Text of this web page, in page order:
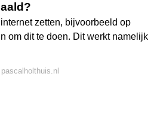
zetten, bijvoorbeeld op
om dit te doen. Dit werkt namelijk